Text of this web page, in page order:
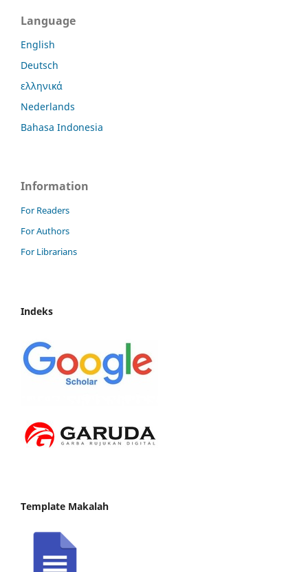
Language
English
Deutsch
ελληνικά
Nederlands
Bahasa Indonesia
Information
For Readers
For Authors
For Librarians
Indeks
Template Makalah